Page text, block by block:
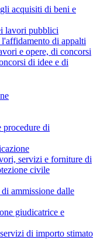
acquisiti di beni e
lavori pubblici
di appalti
e opere, di concorsi
di idee e di
di
servizi e forniture di
civile
ammissione dalle
giudicatrice e
di importo stimato